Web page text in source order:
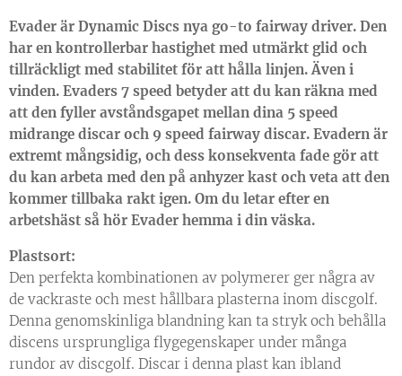
Evader är Dynamic Discs nya go-to fairway driver. Den
har en kontrollerbar hastighet med utmärkt glid och
tillräckligt med stabilitet för att hålla linjen. Även i
vinden. Evaders 7 speed betyder att du kan räkna med
att den fyller avståndsgapet mellan dina 5 speed
midrange discar och 9 speed fairway discar. Evadern är
extremt mångsidig, och dess konsekventa fade gör att
du kan arbeta med den på anhyzer kast och veta att den
kommer tillbaka rakt igen. Om du letar efter en
arbetshäst så hör Evader hemma i din väska.
Plastsort:
Den perfekta kombinationen av polymerer ger några av
de vackraste och mest hållbara plasterna inom discgolf.
Denna genomskinliga blandning kan ta stryk och behålla
discens ursprungliga flygegenskaper under många
rundor av discgolf. Discar i denna plast kan ibland